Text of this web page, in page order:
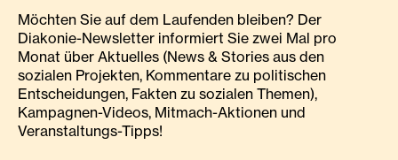
Möchten Sie auf dem Laufenden bleiben? Der
Diakonie-Newsletter informiert Sie zwei Mal pro
Monat über Aktuelles (News & Stories aus den
sozialen Projekten, Kommentare zu politischen
Entscheidungen, Fakten zu sozialen Themen),
Kampagnen-Videos, Mitmach-Aktionen und
Veranstaltungs-Tipps!